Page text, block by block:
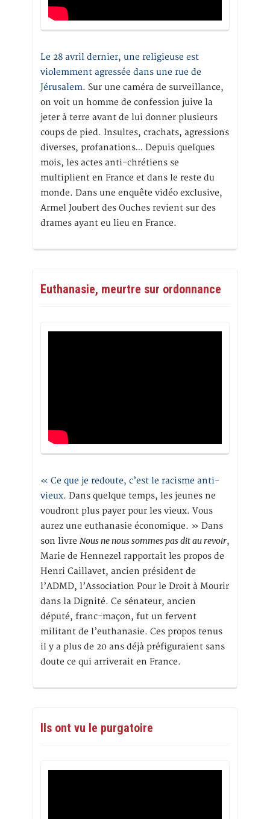
Le 28 avril dernier, une religieuse est
violemment agressée dans une rue de
Jérusalem. Sur une caméra de surveillance,
on voit un homme de confession juive la
jeter à terre avant de lui donner plusieurs
coups de pied. Insultes, crachats, agressions
diverses, profanations… Depuis quelques
mois, les actes anti-chrétiens se
multiplient en France et dans le reste du
monde. Dans une enquête vidéo exclusive,
Armel Joubert des Ouches revient sur des
drames ayant eu lieu en France.
Euthanasie, meurtre sur ordonnance
« Ce que je redoute, c’est le racisme anti-
vieux. Dans quelque temps, les jeunes ne
voudront plus payer pour les vieux. Vous
aurez une euthanasie économique. » Dans
son livre Nous ne nous sommes pas dit au revoir,
Marie de Hennezel rapportait les propos de
Henri Caillavet, ancien président de
l’ADMD, l’Association Pour le Droit à Mourir
dans la Dignité. Ce sénateur, ancien
député, franc-maçon, fut un fervent
militant de l’euthanasie. Ces propos tenus
il y a plus de 20 ans déjà préfiguraient sans
doute ce qui arriverait en France.
Ils ont vu le purgatoire